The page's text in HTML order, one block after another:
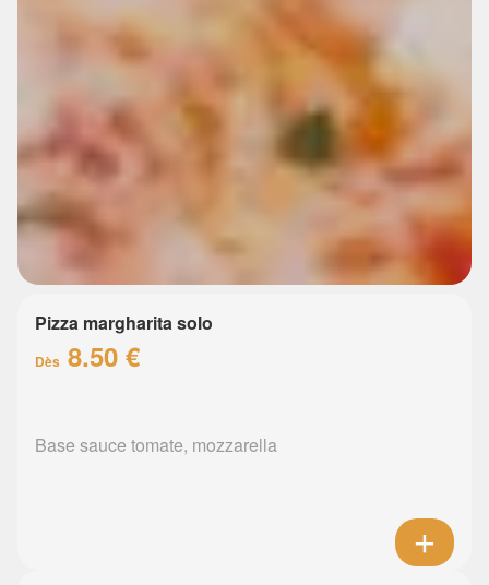
Pizza margharita solo
Dès 8.50 €
Base sauce tomate, mozzarella